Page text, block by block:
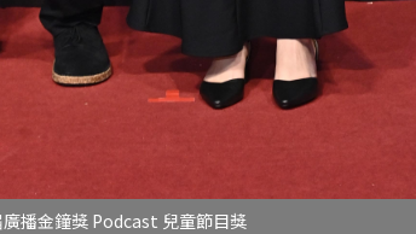
廣播金鐘獎 Podcast 兒童節目獎